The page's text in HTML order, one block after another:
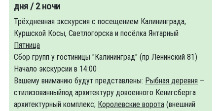
дня / 2 ночи
Трёхдневная экскурсия с посещением Калининграда,
Куршской Косы, Светлогорска и посёлка Янтарный
Пятница
Сбор групп у гостиницы "Калининград" (пр Ленинский 81)
Начало экскурсии в 14:00
Вашему вниманию будут представлены: Рыбная деревня –
стилизованныйпод архитектуру довоенного Кенигсберга
архитектурный комплекс; Королевские ворота (внешний